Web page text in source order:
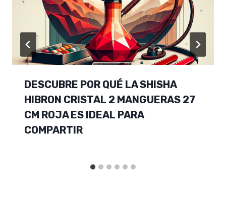
DESCUBRE POR QUÉ LA SHISHA
HIBRON CRISTAL 2 MANGUERAS 27
CM ROJA ES IDEAL PARA
COMPARTIR